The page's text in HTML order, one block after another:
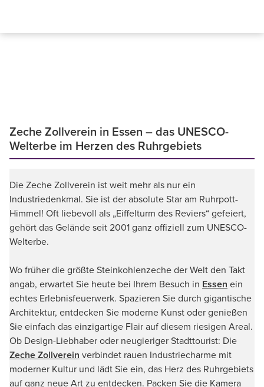
Zeche Zollverein in Essen – das UNESCO-
Welterbe im Herzen des Ruhrgebiets
Die Zeche Zollverein ist weit mehr als nur ein
Industriedenkmal. Sie ist der absolute Star am Ruhrpott-
Himmel! Oft liebevoll als „Eiffelturm des Reviers“ gefeiert,
gehört das Gelände seit 2001 ganz offiziell zum UNESCO-
Welterbe.
Wo früher die größte Steinkohlenzeche der Welt den Takt
angab, erwartet Sie heute bei Ihrem Besuch in Essen ein
echtes Erlebnisfeuerwerk. Spazieren Sie durch gigantische
Architektur, entdecken Sie moderne Kunst oder genießen
Sie einfach das einzigartige Flair auf diesem riesigen Areal.
Ob Design-Liebhaber oder neugieriger Stadttourist: Die
Zeche Zollverein verbindet rauen Industriecharme mit
moderner Kultur und lädt Sie ein, das Herz des Ruhrgebiets
auf ganz neue Art zu entdecken. Packen Sie die Kamera